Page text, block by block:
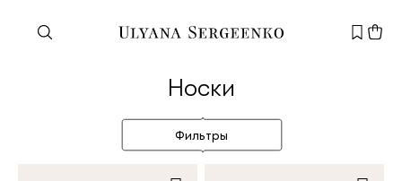
Нужна помощь?
Служба поддержки+7 495 105 70 25
support@ulyanasergeenko.com
Носки
Фильтры